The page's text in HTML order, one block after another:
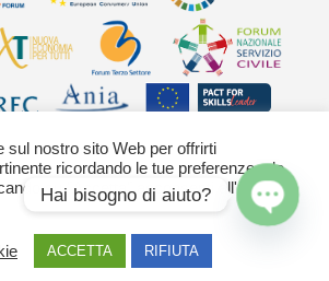
Via Palestro 11 00185 Roma - tel 06
Ufficio stampa tel: 06
-Cookies Policy
sul nostro sito Web per offrirti
ricordando le tue preferenze e le
su "Accetta" acconsenti all'uso di
ACCETTA RIFIUTA
Hai bisogno di aiuto?